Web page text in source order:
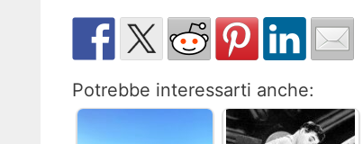
Potrebbe interessarti anche: